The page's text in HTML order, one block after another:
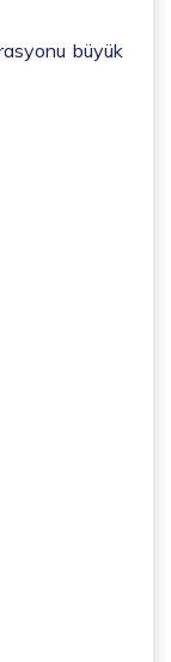
büyük